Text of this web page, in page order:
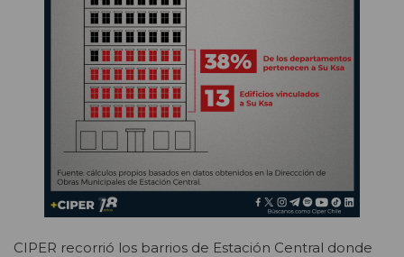
CIPER recorrió los barrios de Estación Central donde